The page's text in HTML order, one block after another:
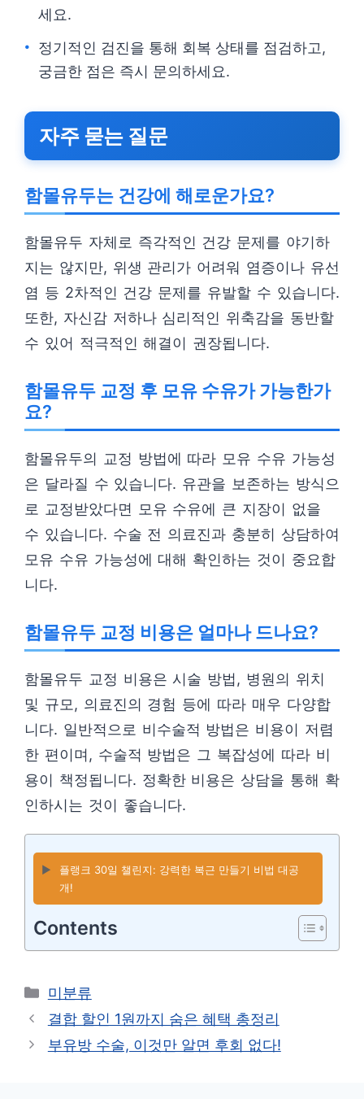
세요.
정기적인 검진을 통해 회복 상태를 점검하고,
궁금한 점은 즉시 문의하세요.
자주 묻는 질문
함몰유두는 건강에 해로운가요?
함몰유두 자체로 즉각적인 건강 문제를 야기하
지는 않지만, 위생 관리가 어려워 염증이나 유선
염 등 2차적인 건강 문제를 유발할 수 있습니다.
또한, 자신감 저하나 심리적인 위축감을 동반할
수 있어 적극적인 해결이 권장됩니다.
함몰유두 교정 후 모유 수유가 가능한가
요?
함몰유두의 교정 방법에 따라 모유 수유 가능성
은 달라질 수 있습니다. 유관을 보존하는 방식으
로 교정받았다면 모유 수유에 큰 지장이 없을
수 있습니다. 수술 전 의료진과 충분히 상담하여
모유 수유 가능성에 대해 확인하는 것이 중요합
니다.
함몰유두 교정 비용은 얼마나 드나요?
함몰유두 교정 비용은 시술 방법, 병원의 위치
및 규모, 의료진의 경험 등에 따라 매우 다양합
니다. 일반적으로 비수술적 방법은 비용이 저렴
한 편이며, 수술적 방법은 그 복잡성에 따라 비
용이 책정됩니다. 정확한 비용은 상담을 통해 확
인하시는 것이 좋습니다.
▶️
플랭크 30일 챌린지: 강력한 복근 만들기 비법 대공
개!
Contents
카
테
리
미분류
결합 할인 1원까지 숨은 혜택 총정리
부유방 수술, 이것만 알면 후회 없다!